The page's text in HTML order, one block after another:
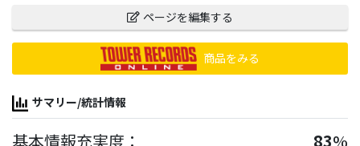
ページを編集する
商品をみる
サマリー/統計情報
基本情報充実度： 83%